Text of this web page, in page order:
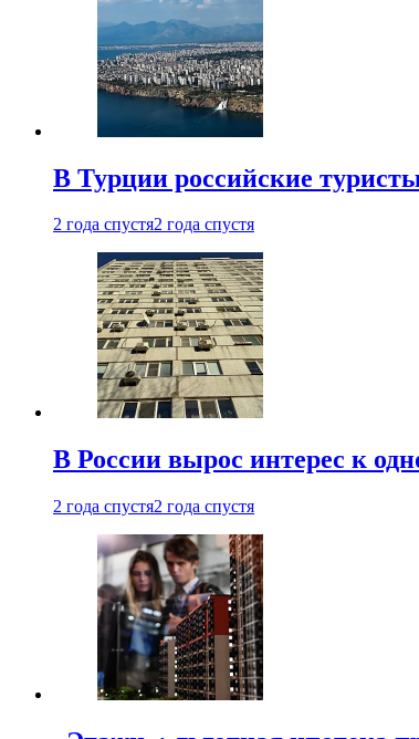
В Турции российские
2 года спустя2 года спустя
В России вырос интерес к
2 года спустя2 года спустя